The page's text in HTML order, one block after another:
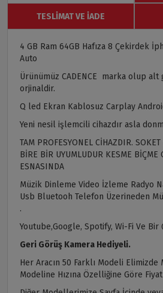
TESLIMAT VE İADE
4 GB Ram 64GB Hafıza 8 Çekirdek
Auto
Ürünümüz CADENCE marka olup alt
orjinaldir.
Q led Ekran Kablosuz Carplay
Yeni nesil işlemcili cihazdır asla
TAM PROFESYONEL CİHAZDIR.
BİRE BİR UYUMLUDUR KESME BİÇME
ESNASINDA
Müzik Dinleme Video İzleme Radyo
Usb Bluetooh Telefon Üzerineden
.
Youtube,Google, Spotify, Wi-Fi Ve
Geri Görüş Kamera Hediyeli.
Her Aracın 50 Farklı Modeli Elimizde
Modeline Hızına Özelliğine Göre